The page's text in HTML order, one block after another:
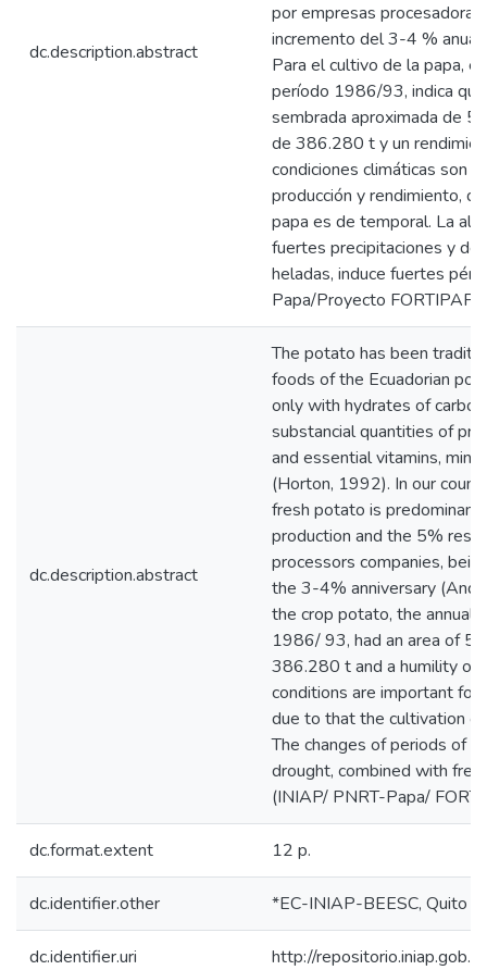
dc.description.abstract
por empresas
incremento del 3-4 %
Para el cultivo de la papa,
período 1986/93, indica
sembrada aproximada de
de 386.280 t y un
condiciones climáticas son
producción y rendimiento,
papa es de temporal. La
fuertes precipitaciones y de
heladas, induce fuertes
Papa/Proyecto
dc.description.abstract
The potato has been
foods of the Ecuadorian
only with hydrates of
substancial quantities of
and essential vitamins,
(Horton, 1992). In our
fresh potato is
production and the 5%
processors companies,
the 3-4% anniversary
the crop potato, the annual
1986/ 93, had an area of
386.280 t and a humility of
conditions are important for
due to that the cultivation
The changes of periods of
drought, combined with
(INIAP/ PNRT-Papa/
dc.format.extent 12 p.
dc.identifier.other *EC-INIAP-BEESC, Quito
dc.identifier.uri http://